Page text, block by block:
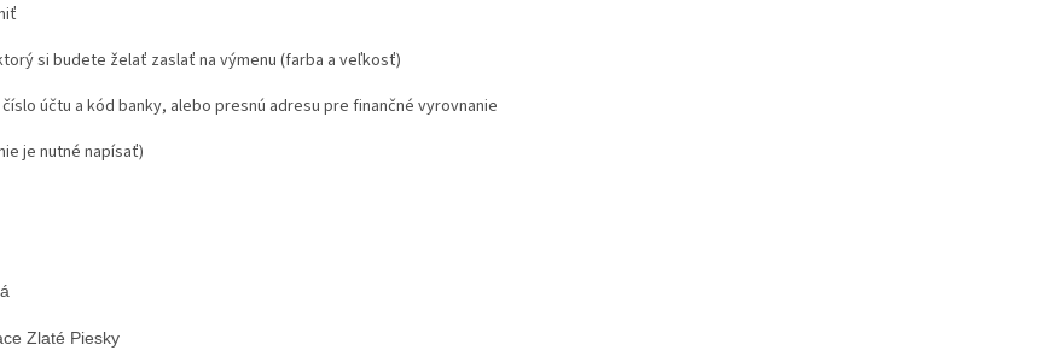
si budete želať zaslať na výmenu (farba a veľkosť)
účtu a kód banky, alebo presnú adresu pre finančné vyrovnanie
je nutné napísať)
Zlaté Piesky